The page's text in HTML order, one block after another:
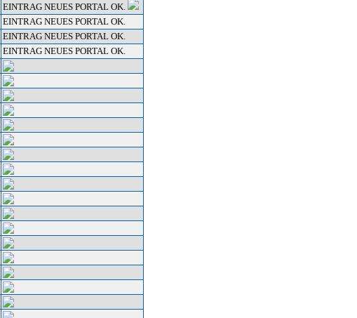
EINTRAG NEUES PORTAL OK.
EINTRAG NEUES PORTAL OK.
EINTRAG NEUES PORTAL OK.
EINTRAG NEUES PORTAL OK.